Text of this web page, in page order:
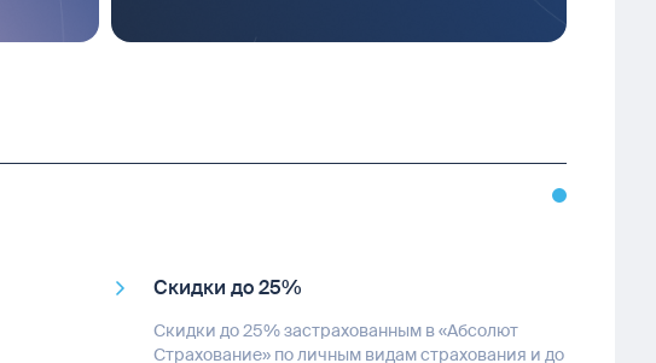
Скидки до 25%
Скидки до 25% застрахованным в «Абсолют
Страхование» по личным видам страхования и до